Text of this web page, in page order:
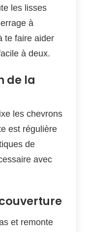
les lisses
à
te faire aider
à deux.
de la
les chevrons
est régulière
de
avec
et remonte